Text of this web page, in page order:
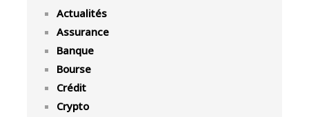
Actualités
Assurance
Banque
Bourse
Crédit
Crypto